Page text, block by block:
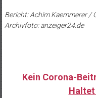
Bericht: Achim Kaemmerer /
Archivfoto: anzeiger24.de
Kein Corona-
Haltet